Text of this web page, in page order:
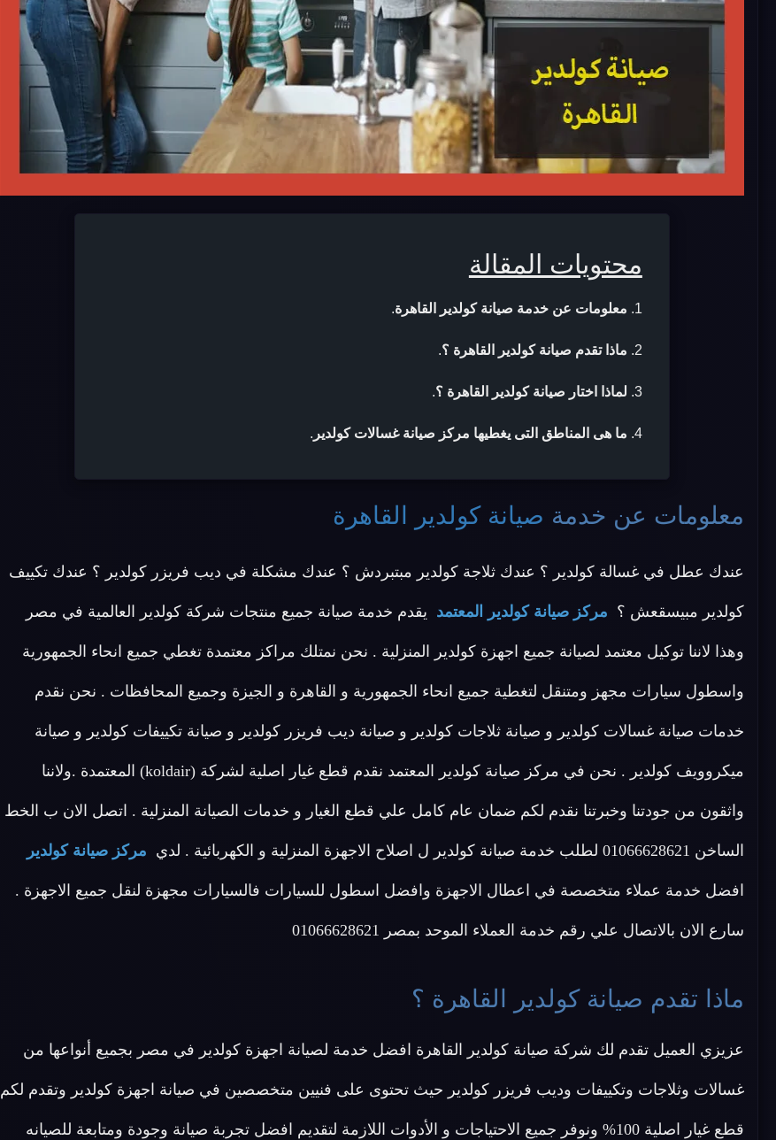
محتويات المقالة
معلومات عن خدمة صيانة كولدير القاهرة.
ماذا تقدم صيانة كولدير القاهرة ؟.
لماذا اختار صيانة كولدير القاهرة ؟.
ما هى المناطق التى يغطيها مركز صيانة غسالات كولدير .
معلومات عن خدمة صيانة كولدير القاهرة
عندك عطل في غسالة كولدير ؟ عندك ثلاجة كولدير مبتبردش ؟ عندك مشكلة في ديب فريزر كولدير ؟ عندك تكييف
كولدير مبيسقعش ؟ مركز صيانة كولدير المعتمد يقدم خدمة صيانة جميع منتجات شركة كولدير العالمية في مصر
وهذا لاننا توكيل معتمد لصيانة جميع اجهزة كولدير المنزلية . نحن نمتلك مراكز معتمدة تغطي جميع انحاء الجمهورية
واسطول سيارات مجهز ومتنقل لتغطية جميع انحاء الجمهورية و القاهرة و الجيزة وجميع المحافظات . نحن نقدم
خدمات صيانة غسالات كولدير و صيانة ثلاجات كولدير و صيانة ديب فريزر كولدير و صيانة تكييفات كولدير و صيانة
ميكروويف كولدير . نحن في مركز صيانة كولدير المعتمد نقدم قطع غيار اصلية لشركة (koldair) المعتمدة .ولاننا
واثقون من جودتنا وخبرتنا نقدم لكم ضمان عام كامل علي قطع الغيار و خدمات الصيانة المنزلية . اتصل الان ب الخط
الساخن 01066628621 لطلب خدمة صيانة كولدير ل اصلاح الاجهزة المنزلية و الكهربائية . لدي مركز صيانة كولدير
افضل خدمة عملاء متخصصة في اعطال الاجهزة وافضل اسطول للسيارات فالسيارات مجهزة لنقل جميع الاجهزة .
سارع الان بالاتصال علي رقم خدمة العملاء الموحد بمصر 01066628621
ماذا تقدم صيانة كولدير القاهرة ؟
عزيزي العميل تقدم لك شركة صيانة كولدير القاهرة افضل خدمة لصيانة اجهزة كولدير في مصر بجميع أنواعها من
غسالات وثلاجات وتكييفات وديب فريزر كولدير حيث تحتوى على فنيين متخصصين في صيانة اجهزة كولدير وتقدم لكم
قطع غيار اصلية 100% ونوفر جميع الاحتياجات و الأدوات اللازمة لتقديم افضل تجربة صيانة وجودة ومتابعة للصيانه